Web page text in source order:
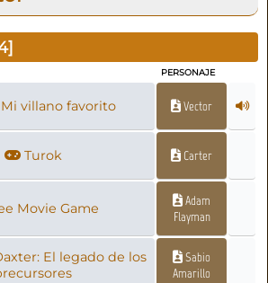
]
PERSONAJE
villano favorito Vector
Turok Carter
Movie Game
Adam
Flayman
El legado de los
Sabio
Amarillo